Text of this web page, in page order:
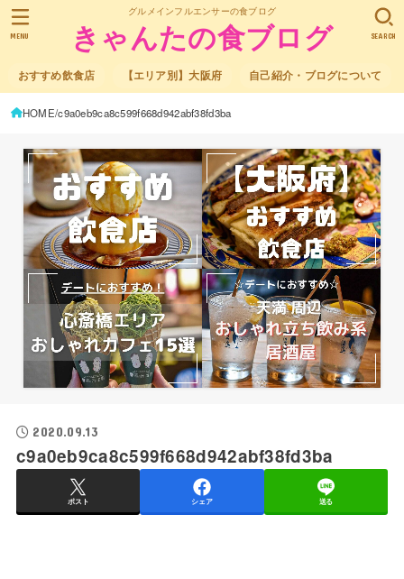
グルメインフルエンサーの食ブログ
きゃんたの食ブログ
おすすめ飲食店 【エリア別】大阪府 自己紹介・ブログについて
SEARCH
MENU
HOME c9a0eb9ca8c599f668d942abf38fd3ba
2020.09.13
c9a0eb9ca8c599f668d942abf38fd3ba
ポスト シェア 送る